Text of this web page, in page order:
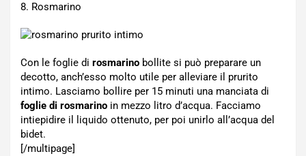
8. Rosmarino
Con le foglie di rosmarino bollite si può preparare un
decotto, anch’esso molto utile per alleviare il prurito
intimo. Lasciamo bollire per 15 minuti una manciata di
foglie di rosmarino in mezzo litro d’acqua. Facciamo
intiepidire il liquido ottenuto, per poi unirlo all’acqua del
bidet.
[/multipage]